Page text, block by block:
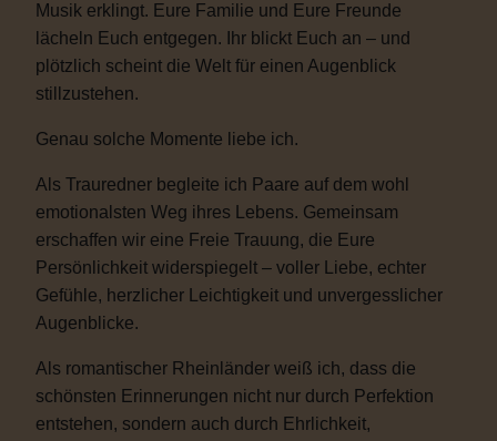
Musik erklingt. Eure Familie und Eure Freunde
lächeln Euch entgegen. Ihr blickt Euch an – und
plötzlich scheint die Welt für einen Augenblick
stillzustehen.
Genau solche Momente liebe ich.
Als Trauredner begleite ich Paare auf dem wohl
emotionalsten Weg ihres Lebens. Gemeinsam
erschaffen wir eine Freie Trauung, die Eure
Persönlichkeit widerspiegelt – voller Liebe, echter
Gefühle, herzlicher Leichtigkeit und unvergesslicher
Augenblicke.
Als romantischer Rheinländer weiß ich, dass die
schönsten Erinnerungen nicht nur durch Perfektion
entstehen, sondern auch durch Ehrlichkeit,